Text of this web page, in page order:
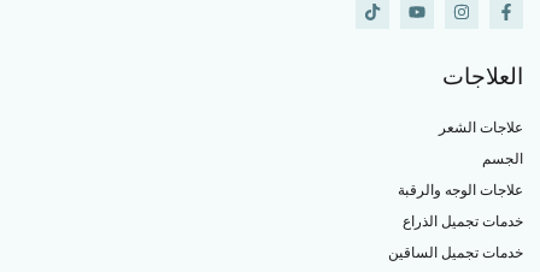
العلاجات
علاجات الشعر
الجسم
علاجات الوجه والرقبة
خدمات تجميل الذراع
خدمات تجميل الساقين